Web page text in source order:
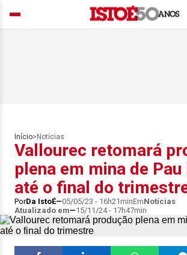
Início> Notícias
Vallourec retomará
plena em mina de Pau
até o final do
PorDa IstoÉ 05/05/23 - 16h21minEmNotícias
Atualizado em
15/11/24 - 17h47min